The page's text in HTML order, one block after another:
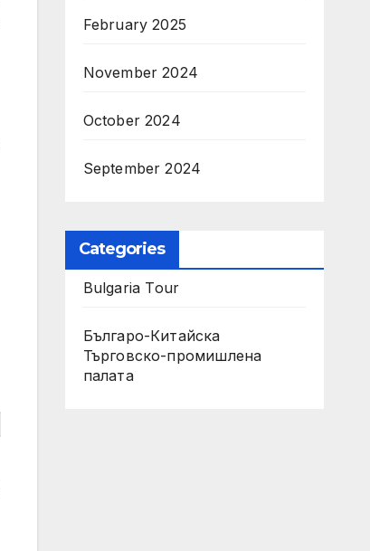
February 2025
November 2024
October 2024
September 2024
Categories
Bulgaria Tour
Българо-Китайска
Търговско-промишлена
палaта